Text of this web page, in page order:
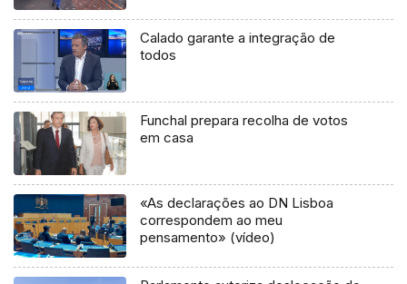
Calado garante a integração de
todos
Funchal prepara recolha de votos
em casa
«As declarações ao DN Lisboa
correspondem ao meu
pensamento» (vídeo)